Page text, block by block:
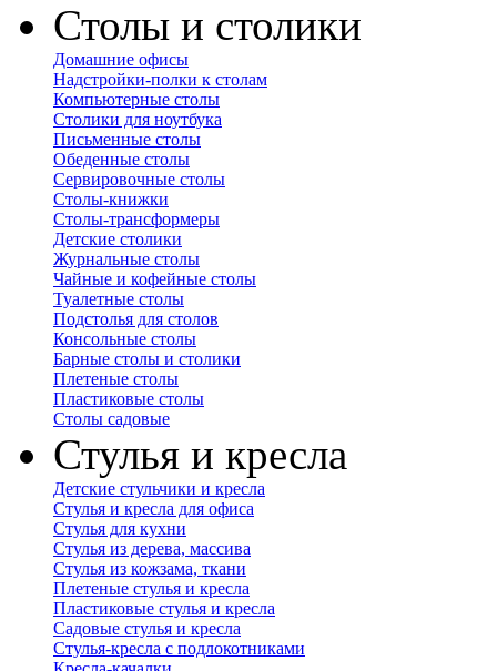
Столы и столики
Домашние офисы
Надстройки-полки к столам
Компьютерные столы
Столики для ноутбука
Письменные столы
Обеденные столы
Сервировочные столы
Столы-книжки
Столы-трансформеры
Детские столики
Журнальные столы
Чайные и кофейные столы
Туалетные столы
Подстолья для столов
Консольные столы
Барные столы и столики
Плетеные столы
Пластиковые столы
Столы садовые
Стулья и кресла
Детские стульчики и кресла
Стулья и кресла для офиса
Стулья для кухни
Стулья из дерева, массива
Стулья из кожзама, ткани
Плетеные стулья и кресла
Пластиковые стулья и кресла
Садовые стулья и кресла
Стулья-кресла с подлокотниками